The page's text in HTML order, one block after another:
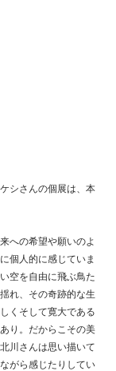
シさんの個展は、本
への希望や願いのよ
個人的に感じていま
空を自由に飛ぶ鳥た
れ、その奇跡的な生
くそして寛大である
り。だからこその美
川さんは思い描いて
がら感じたりしてい